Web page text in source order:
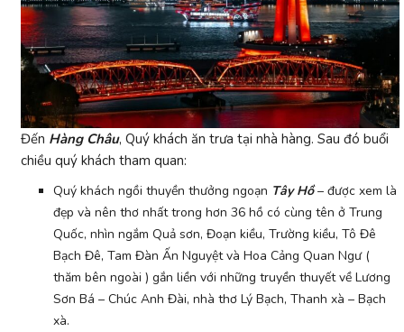
Đến Hàng Châu, Quý khách ăn trưa tại nhà hàng. Sau đó buổi
chiều quý khách tham quan:
Quý khách ngồi thuyền thưởng ngoạn Tây Hồ– được xem là
đẹp và nên thơ nhất trong hơn 36 hồ có cùng tên ở Trung
Quốc, nhìn ngắm Quả sơn, Đoạn kiều, Trường kiều, Tô Đê
Bạch Đê, Tam Đàn Ấn Nguyệt và Hoa Cảng Quan Ngư (
thăm bên ngoài ) gắn liền với những truyền thuyết về Lương
Sơn Bá – Chúc Anh Đài, nhà thơ Lý Bạch, Thanh xà – Bạch
xà.